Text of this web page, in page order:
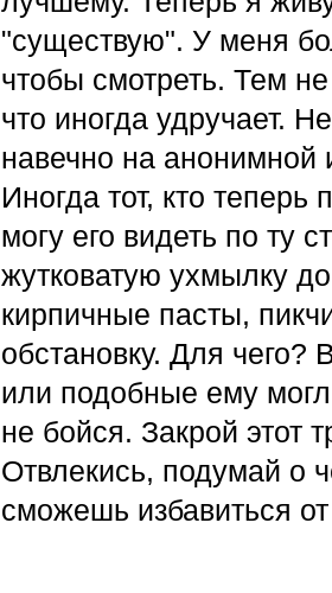
"существую". У меня
чтобы смотреть. Тем
что иногда удручает.
навечно на анонимной
Иногда тот, кто
могу его видеть по ту
жутковатую ухмылку
кирпичные пасты,
обстановку. Для чего?
или подобные ему
не бойся. Закрой этот
Отвлекись, подумай о
сможешь избавиться